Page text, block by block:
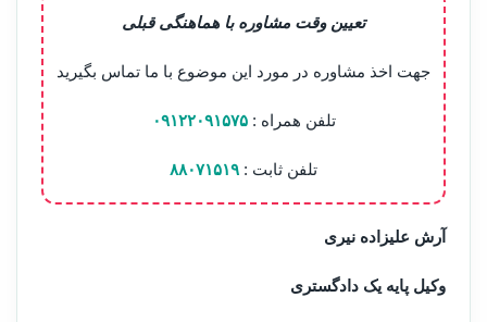
تعیین وقت مشاوره با هماهنگی قبلی
جهت اخذ مشاوره در مورد این موضوع با ما تماس بگیرید
تلفن همراه :۰۹۱۲۲۰۹۱۵۷۵
تلفن ثابت : ۸۸۰۷۱۵۱۹
آرش علیزاده نیری
وکیل پایه یک دادگستری